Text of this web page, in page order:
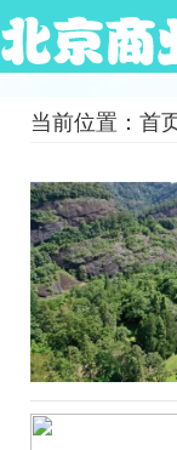
当前位置： 首